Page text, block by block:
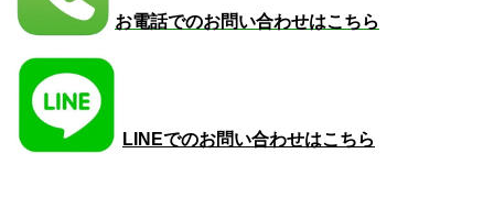
お電話でのお問い合わせはこちら
LINEでのお問い合わせはこちら